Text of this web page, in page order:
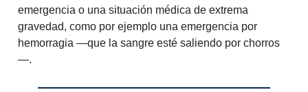
emergencia o una situación médica de extrema
gravedad, como por ejemplo una emergencia por
hemorragia —que la sangre esté saliendo por chorros
—.